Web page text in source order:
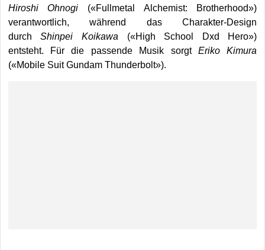
Hiroshi Ohnogi («Fullmetal Alchemist: Brotherhood»)
verantwortlich, während das Charakter-Design
durchShinpei Koikawa («High School Dxd Hero»)
entsteht. Für die passende Musik sorgt Eriko Kimura
(«Mobile Suit Gundam Thunderbolt»).